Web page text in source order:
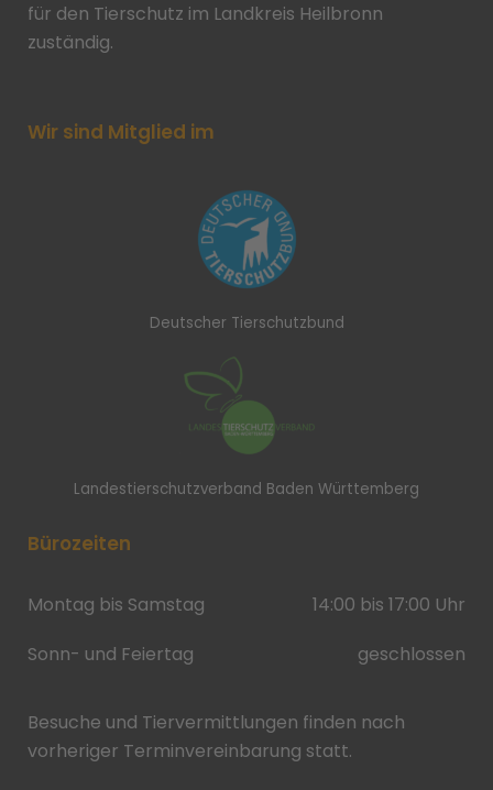
für den Tierschutz im Landkreis Heilbronn
zuständig.
Wir sind Mitglied im
Deutscher Tierschutzbund
Landestierschutzverband Baden Württemberg
Bürozeiten
Montag bis Samstag
14:00 bis 17:00 Uhr
Sonn- und Feiertag
geschlossen
Besuche und Tiervermittlungen finden nach
vorheriger Terminvereinbarung statt.